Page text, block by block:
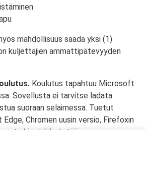
mahdollisuus saada yksi (1)
kuljettajien ammattipätevyyden
Koulutus tapahtuu Microsoft
Sovellusta ei tarvitse ladata
suoraan selaimessa. Tuetut
Chromen uusin versio, Firefoxin
ohjeet lähetetään